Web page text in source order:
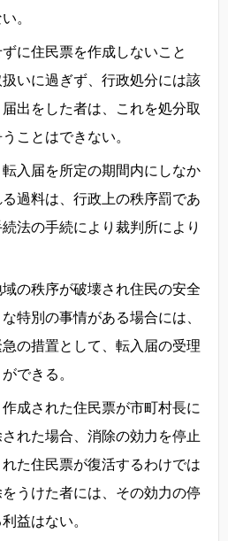
。
に住民票を作成しないこと
いに過ぎず、行政処分には該
出をした者は、これを処分取
ことはできない。
入届を所定の期間内にしなか
過料は、行政上の秩序罰であ
法の手続により裁判所により
の秩序が破壊され住民の安全
特別の事情がある場合には、
の措置として、転入届の受理
できる。
成された住民票が市町村長に
れた場合、消除の効力を停止
た住民票が復活するわけでは
うけた者には、その効力の停
益はない。